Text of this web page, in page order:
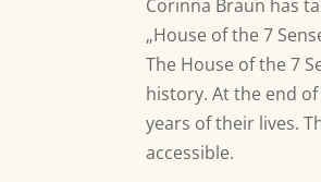
Corinna Braun has
„House of the 7
The House of the 7
history. At the end
years of their lives.
accessible.